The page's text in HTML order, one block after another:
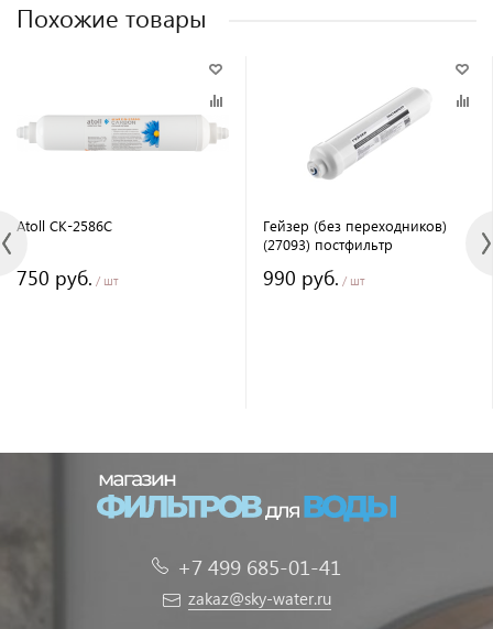
Похожие товары
Atoll CK-2586C
750 руб. / шт
Гейзер (без переходников)
(27093) постфильтр
990 руб. / шт
+7 499 685-01-41
zakaz@sky-water.ru